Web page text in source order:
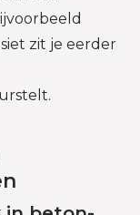
zit je eerder